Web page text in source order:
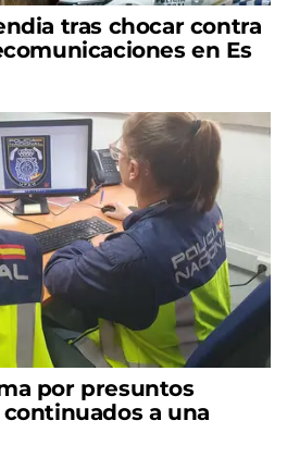
tras chocar contra
en Es
por presuntos
a una